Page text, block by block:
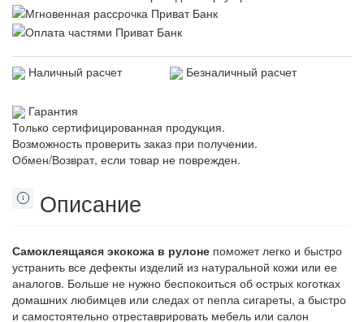
Наличный расчет Безналичный расчет
Гарантия
Только сертифицированная продукция.
Возможность проверить заказ при получении.
Обмен/Возврат, если товар не поврежден.
Описание
Самоклеящаяся экокожа в рулоне поможет легко и быстро
устранить все дефекты изделий из натуральной кожи или ее
аналогов. Больше не нужно беспокоиться об острых коготках
домашних любимцев или следах от пепла сигареты, а быстро
и самостоятельно отреставрировать мебель или салон